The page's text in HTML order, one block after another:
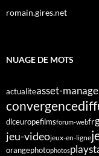
romain.gires.net
NUAGE DE MOTS
actualiteasset-
convergence
dlceuropefilmsforum-webfr
jeu-videojeux-en-ligne
orangephotophotos